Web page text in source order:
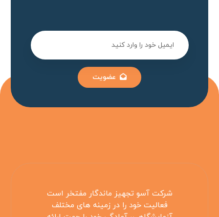
عضویت
شرکت آسو تجهیز ماندگار مفتخر است
فعالیت خود را در زمینه های مختلف